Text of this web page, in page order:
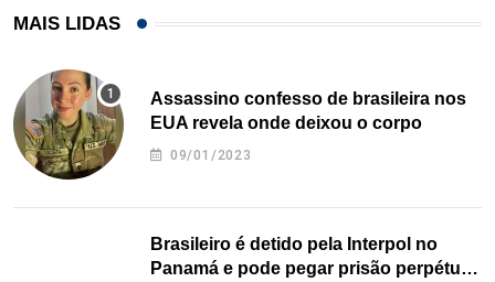
MAIS LIDAS
Assassino confesso de brasileira nos
EUA revela onde deixou o corpo
09/01/2023
Brasileiro é detido pela Interpol no
Panamá e pode pegar prisão perpétua